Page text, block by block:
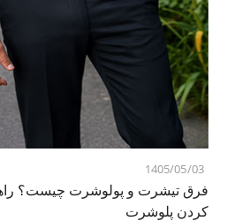
1405/05/03
فرق تیشرت و پولوشرت چیست؟
کردن پلوشرت